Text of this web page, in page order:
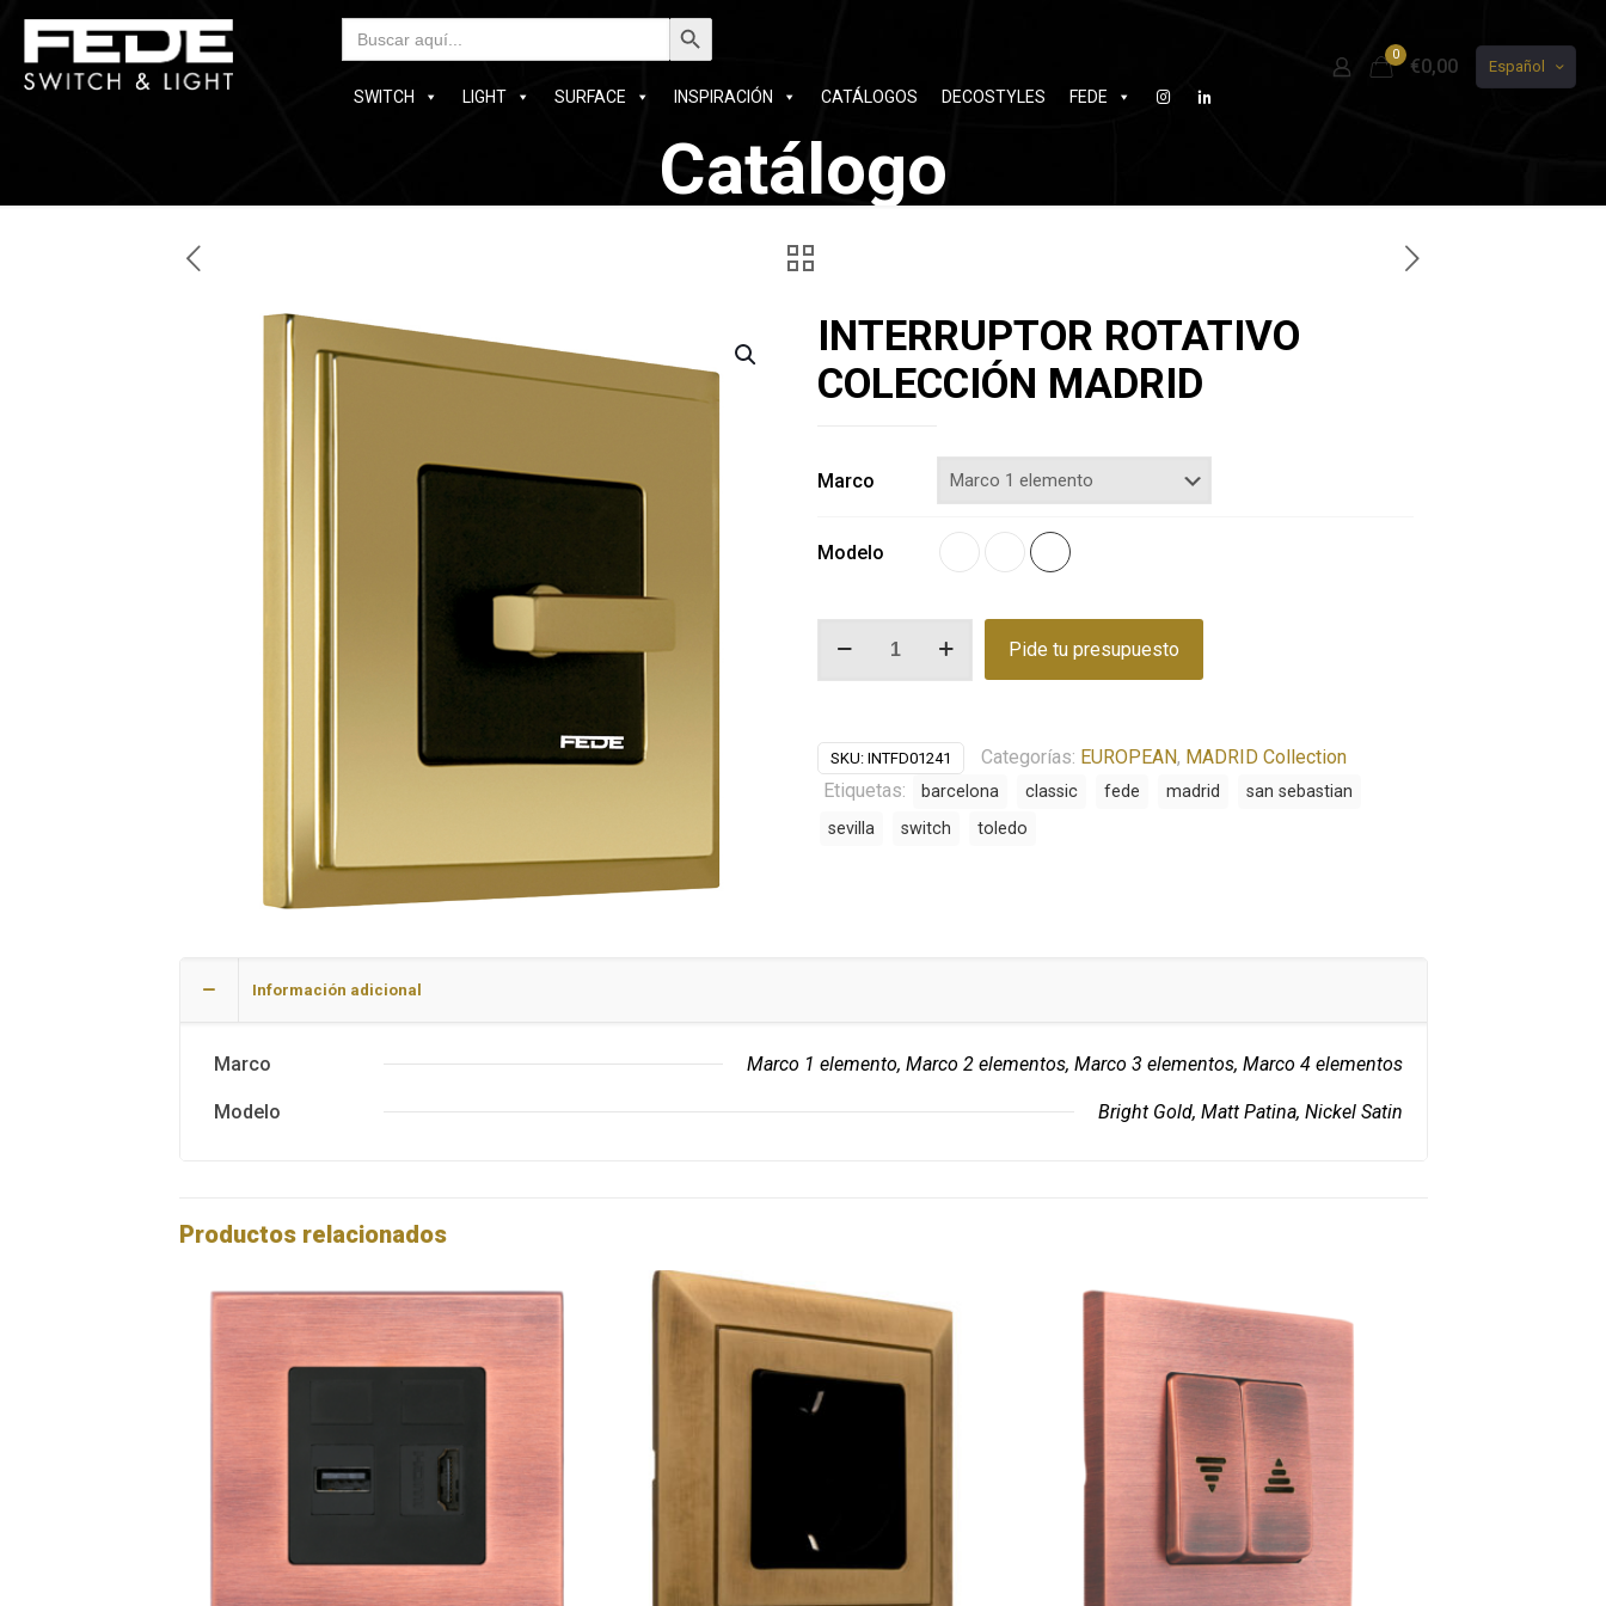
Buscar:
Botón de búsqueda
SWITCH LIGHT SURFACE INSPIRACIÓN CATÁLOGOS DECOSTYLES FEDE
0
€0,00 Español
Catálogo
INTERRUPTOR ROTATIVO
COLECCIÓN MADRID
Marco
Modelo
ROTATIVO
cantidad
Pide tu presupuesto
SKU: INTFD01241 Categorías: EUROPEAN, MADRID Collection
Etiquetas:
barcelona classic fede madrid
san sebastian
sevilla
switch toledo
Información adicional
Marco Marco 1 elemento, Marco 2 elementos, Marco 3 elementos, Marco 4 elementos
Modelo Bright Gold, Matt Patina, Nickel Satin
Productos relacionados